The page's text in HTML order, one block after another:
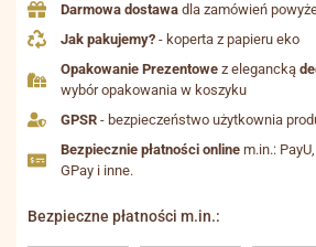
Darmowa dostawa dla zamówień
Jak pakujemy? - koperta z papieru eko
Opakowanie Prezentowe z elegancką
wybór opakowania w koszyku
GPSR - bezpieczeństwo użytkownia
Bezpiecznie płatności online m.in.:
GPay i inne.
Bezpieczne płatności m.in.: